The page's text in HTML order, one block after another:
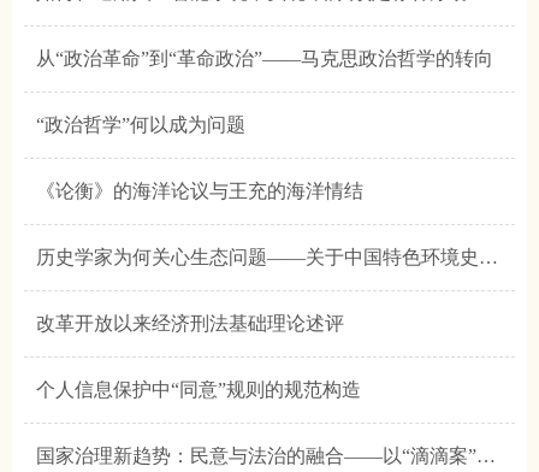
从“政治革命”到“革命政治”——马克思政治哲学的转向
“政治哲学”何以成为问题
《论衡》的海洋论议与王充的海洋情结
历史学家为何关心生态问题——关于中国特色环境史学理论的思考
改革开放以来经济刑法基础理论述评
个人信息保护中“同意”规则的规范构造
国家治理新趋势：民意与法治的融合——以“滴滴案”和“刘海龙案”为切入点